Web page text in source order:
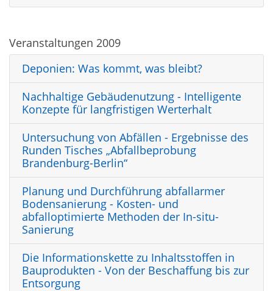
Veranstaltungen 2009
Deponien: Was kommt, was bleibt?
Nachhaltige Gebäudenutzung - Intelligente
Konzepte für langfristigen Werterhalt
Untersuchung von Abfällen - Ergebnisse des
Runden Tisches „Abfallbeprobung
Brandenburg-Berlin“
Planung und Durchführung abfallarmer
Bodensanierung - Kosten- und
abfalloptimierte Methoden der In-situ-
Sanierung
Die Informationskette zu Inhaltsstoffen in
Bauprodukten - Von der Beschaffung bis zur
Entsorgung